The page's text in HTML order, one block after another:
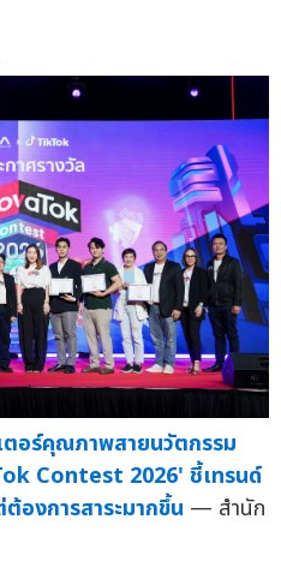
อร์คุณภาพสายนวัตกรรม
Contest 2026' ชี้เทรนด์
องการสาระมากขึ้น — สำนัก